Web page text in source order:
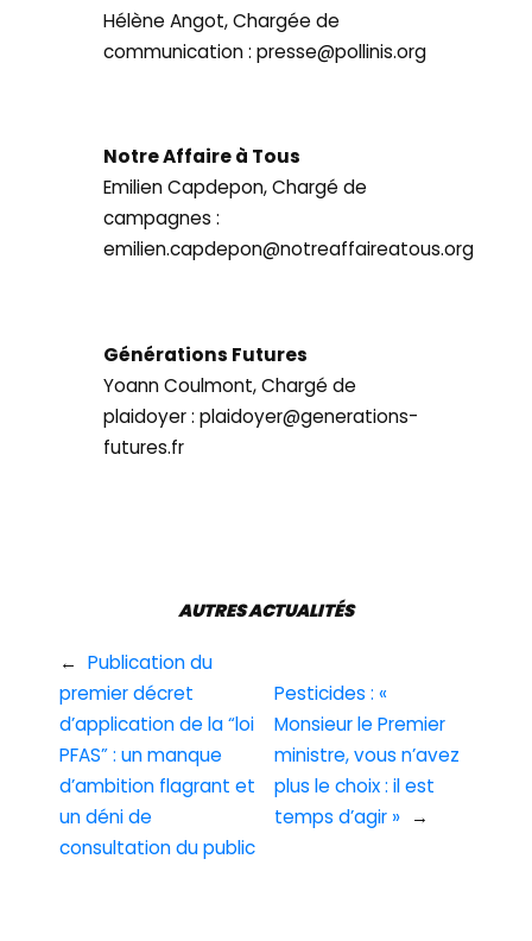
Hélène Angot, Chargée de
communication : presse@pollinis.org
Notre Affaire à Tous
Emilien Capdepon, Chargé de
campagnes :
emilien.capdepon@notreaffaireatous.org
Générations Futures
Yoann Coulmont, Chargé de
plaidoyer : plaidoyer@generations-
futures.fr
← Publication du
premier décret
d’application de la “loi
PFAS” : un manque
d’ambition flagrant et
un déni de
consultation du public
AUTRES ACTUALITÉS
Pesticides : «
Monsieur le Premier
ministre, vous n’avez
plus le choix : il est
temps d’agir » →